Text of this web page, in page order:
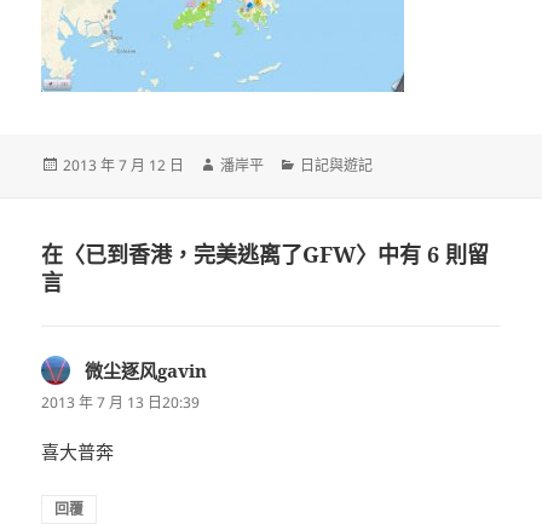
發
2013 年 7 月 12 日
作
潘岸平
分
日記與遊記
在〈已到香港，完美逃离了GFW〉中有 6 則留
言
微尘逐风gavin
2013 年 7 月 13 日20:39
喜大普奔
回覆